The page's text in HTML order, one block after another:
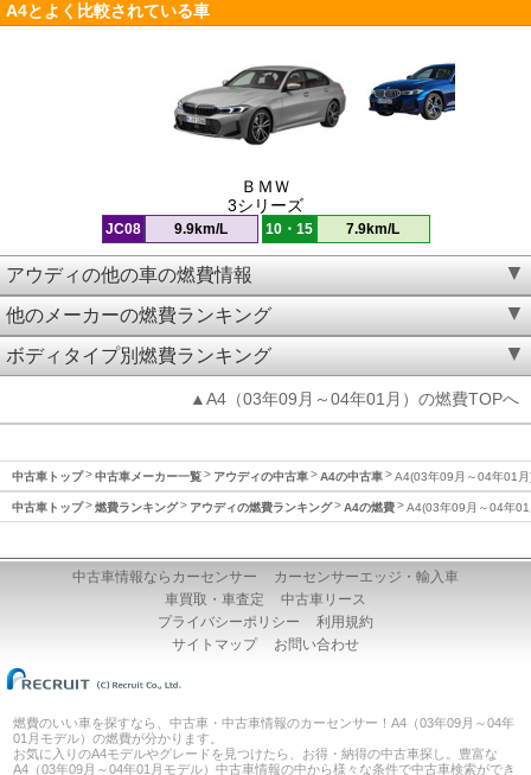
A4とよく比較されている車
ＢＭＷ
3シリーズ
JC08 9.9km/L 10・15 7.9km/L
アウディの他の車の燃費情報
他のメーカーの燃費ランキング
ボディタイプ別燃費ランキング
▲A4（03年09月～04年01月）の燃費TOPへ
中古車トップ 中古車メーカー一覧 アウディの中古車 A4の中古車 A4(03年09月～04年01月
中古車トップ 燃費ランキング アウディの燃費ランキング A4の燃費 A4(03年09月～04年01
中古車情報ならカーセンサー
カーセンサーエッジ・輸入車
車買取・車査定
中古車リース
プライバシーポリシー
利用規約
サイトマップ
お問い合わせ
燃費のいい車を探すなら、中古車・中古車情報のカーセンサー！A4（03年09月～04年
01月モデル）の燃費が分かります。
お気に入りのA4モデルやグレードを見つけたら、お得・納得の中古車探し。豊富な
A4（03年09月～04年01月モデル）中古車情報の中から様々な条件で中古車検索ができ